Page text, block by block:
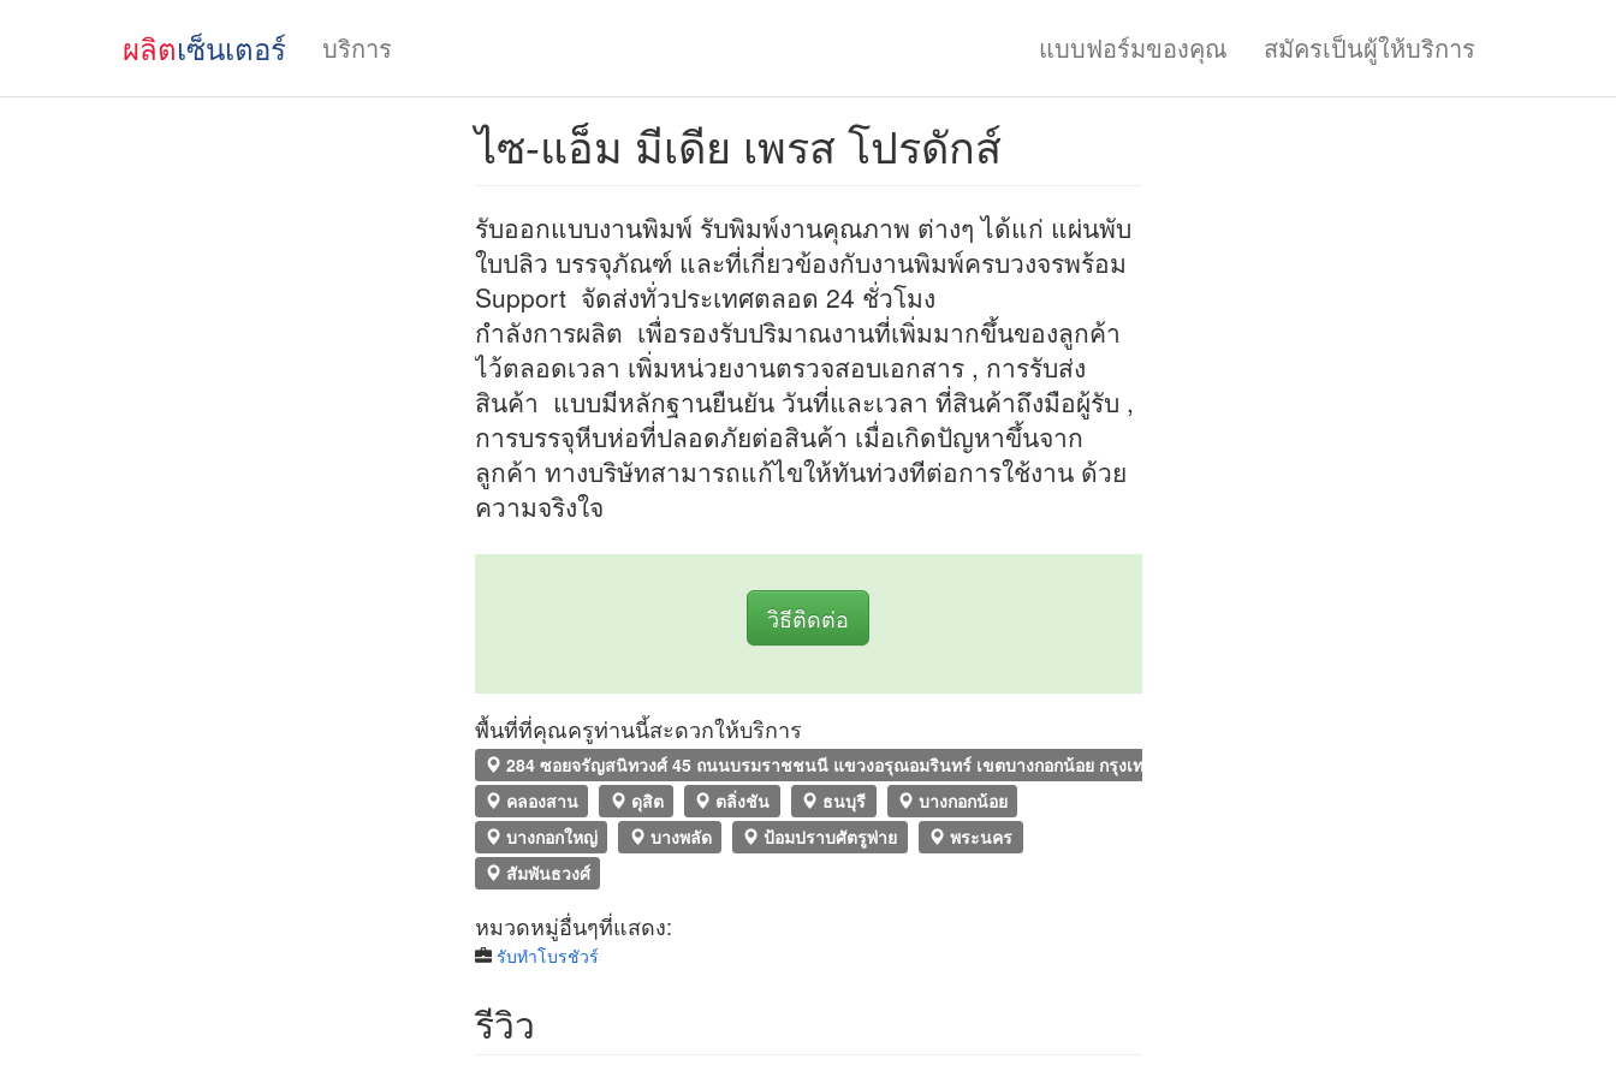
ผลิตเซ็นเตอร์ บริการ แบบฟอร์มของคุณ สมัครเป็นผู้ให้บริการ
ไซ-แอ็ม มีเดีย เพรส โปรดักส์
รับออกแบบงานพิมพ์ รับพิมพ์งานคุณภาพ ต่างๆ ได้แก่ แผ่นพับ
ใบปลิว บรรจุภัณฑ์ และที่เกี่ยวข้องกับงานพิมพ์ครบวงจรพร้อม
Support จัดส่งทั่วประเทศตลอด 24 ชั่วโมง
กำลังการผลิต เพื่อรองรับปริมาณงานที่เพิ่มมากขึ้นของลูกค้า
ไว้ตลอดเวลา เพิ่มหน่วยงานตรวจสอบเอกสาร , การรับส่ง
สินค้า แบบมีหลักฐานยืนยัน วันที่และเวลา ที่สินค้าถึงมือผู้รับ ,
การบรรจุหีบห่อที่ปลอดภัยต่อสินค้า เมื่อเกิดปัญหาขึ้นจาก
ลูกค้า ทางบริษัทสามารถแก้ไขให้ทันท่วงทีต่อการใช้งาน ด้วย
ความจริงใจ
วิธีติดต่อ
พื้นที่ที่คุณครูท่านนี้สะดวกให้บริการ
284 ซอยจรัญสนิทวงศ์ 45 ถนนบรมราชชนนี แขวงอรุณอมรินทร์ เขตบางกอกน้อย กรุงเทพมหานคร 10700
คลองสาน
ดุสิต ตลิ่งชัน ธนบุรี
บางกอกน้อย
บางกอกใหญ่
บางพลัด ป้อมปราบศัตรูพ่าย
พระนคร
สัมพันธวงศ์
หมวดหมู่อื่นๆที่แสดง:
รับทําโบรชัวร์
รีวิว